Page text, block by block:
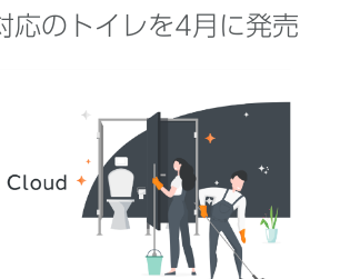
応のトイレを4月に発売